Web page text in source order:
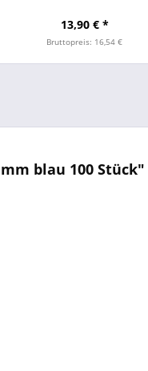
13,90 € *
Bruttopreis: 16,54 €
blau 100 Stück"